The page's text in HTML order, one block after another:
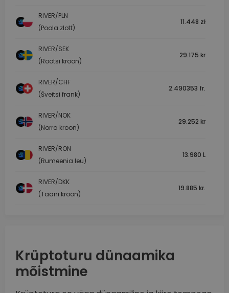
RIVER/PLN
(Poola zlott)
11.448 zł
RIVER/SEK
(Rootsi kroon)
29.175 kr
RIVER/CHF
(Šveitsi frank)
2.490353 fr.
RIVER/NOK
(Norra kroon)
29.252 kr
RIVER/RON
(Rumeenia leu)
13.980 L
RIVER/DKK
(Taani kroon)
19.885 kr.
Krüptoturu dünaamika
mõistmine